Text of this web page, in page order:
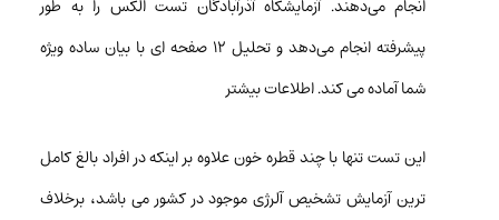
پیشرفته انجام می‌دهد و تحلیل ۱۲ صفحه ای با بیان ساده ویژه
شما آماده می کند.اطلاعات بیشتر
این تست تنها با چند قطره خون علاوه بر اینکه در افراد بالغ کامل
ترین آزمایش تشخیص آلرژی موجود در کشور می باشد، برخلاف